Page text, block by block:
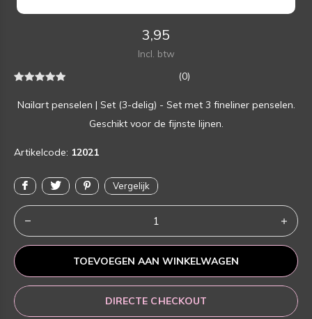
3,95
Incl. btw
(0)
Nailart penselen | Set (3-delig) - Set met 3 fineliner penselen.
Geschikt voor de fijnste lijnen.
Artikelcode: 12021
Vergelijk
TOEVOEGEN AAN WINKELWAGEN
DIRECTE CHECKOUT